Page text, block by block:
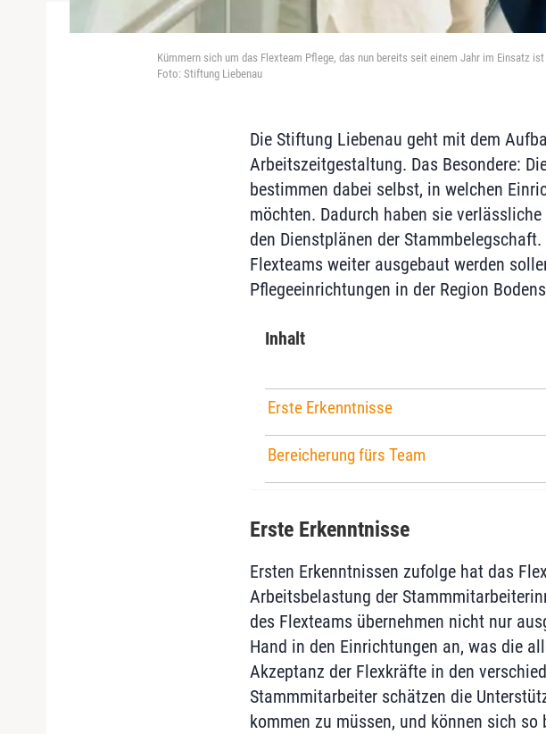
Kümmern sich um das Flexteam Pflege, das nun bereits seit einem Jahr im Einsatz
Foto: Stiftung Liebenau
Die Stiftung Liebenau geht mit dem
Arbeitszeitgestaltung. Das Besondere:
bestimmen dabei selbst, in welchen
möchten. Dadurch haben sie
den Dienstplänen der
Flexteams weiter ausgebaut werden
Pflegeeinrichtungen in der Region
Inhalt
Erste Erkenntnisse
Bereicherung fürs Team
Erste Erkenntnisse
Ersten Erkenntnissen zufolge hat das
Arbeitsbelastung der
des Flexteams übernehmen nicht nur
Hand in den Einrichtungen an, was die
Akzeptanz der Flexkräfte in den
Stammmitarbeiter schätzen die
kommen zu müssen, und können sich